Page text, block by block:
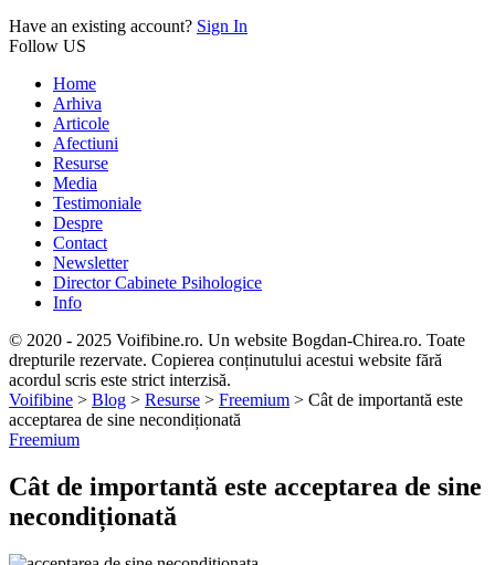
Have an existing account? Sign In
Follow US
Home
Arhiva
Articole
Afectiuni
Resurse
Media
Testimoniale
Despre
Contact
Newsletter
Director Cabinete Psihologice
Info
© 2020 - 2025 Voifibine.ro. Un website Bogdan-Chirea.ro. Toate
drepturile rezervate. Copierea conținutului acestui website fără
acordul scris este strict interzisă.
Voifibine > Blog > Resurse > Freemium > Cât de importantă este
acceptarea de sine necondiționată
Freemium
Cât de importantă este acceptarea de sine
necondiționată